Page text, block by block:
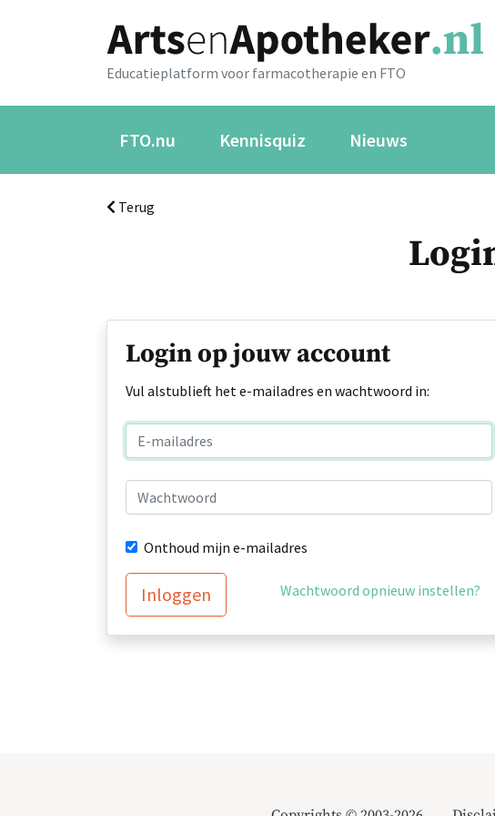
Educatieplatform voor farmacotherapie en FTO
FTO.nu Kennisquiz Nieuws
Terug
Login op jouw account
Vul alstublieft het e-mailadres en wachtwoord in:
Onthoud mijn e-mailadres
Inloggen Wachtwoord opnieuw instellen?